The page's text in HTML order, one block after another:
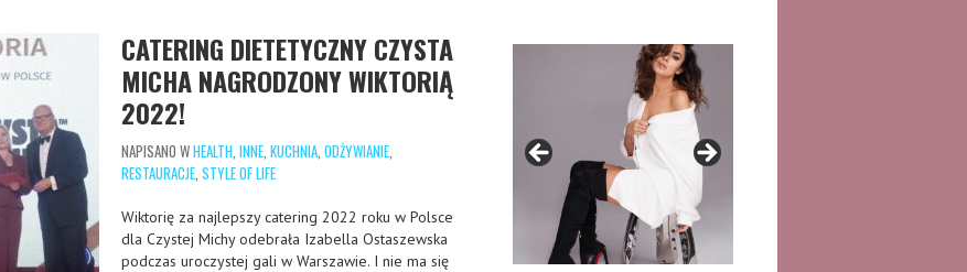
CATERING DIETETYCZNY CZYSTA
MICHA NAGRODZONY WIKTORIĄ
2022!
NAPISANO WHEALTH, INNE, KUCHNIA, ODŻYWIANIE,
RESTAURACJE, STYLE OF LIFE
Wiktorię za najlepszy catering 2022 roku w Polsce
dla Czystej Michy odebrała Izabella Ostaszewska
podczas uroczystej gali w Warszawie. I nie ma się